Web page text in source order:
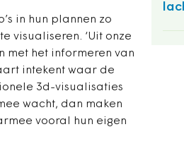
in hun plannen zo
visualiseren. ‘Uit onze
met het informeren van
intekent waar de
3d-visualisaties
wacht, dan maken
vooral hun eigen